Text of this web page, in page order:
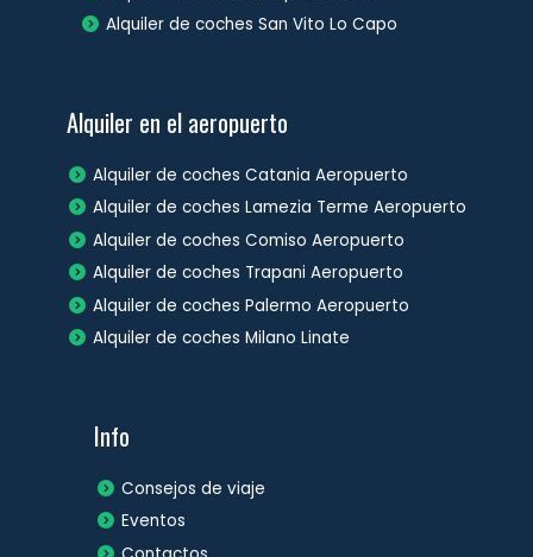
Alquiler de coches San Vito Lo Capo
Alquiler en el aeropuerto
Alquiler de coches Catania Aeropuerto
Alquiler de coches Lamezia Terme Aeropuerto
Alquiler de coches Comiso Aeropuerto
Alquiler de coches Trapani Aeropuerto
Alquiler de coches Palermo Aeropuerto
Alquiler de coches Milano Linate
Info
Consejos de viaje
Eventos